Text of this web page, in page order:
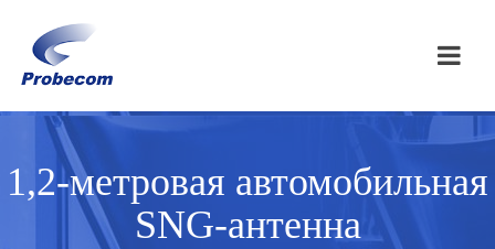
1,2-метровая автомобильная
SNG-антенна